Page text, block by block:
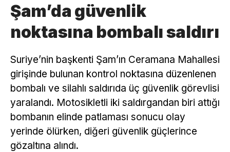
Şam’da güvenlik
noktasına bombalı saldırı
Suriye’nin başkenti Şam’ın Ceramana Mahallesi
girişinde bulunan kontrol noktasına düzenlenen
bombalı ve silahlı saldırıda üç güvenlik görevlisi
yaralandı. Motosikletli iki saldırgandan biri attığı
bombanın elinde patlaması sonucu olay
yerinde ölürken, diğeri güvenlik güçlerince
gözaltına alındı.